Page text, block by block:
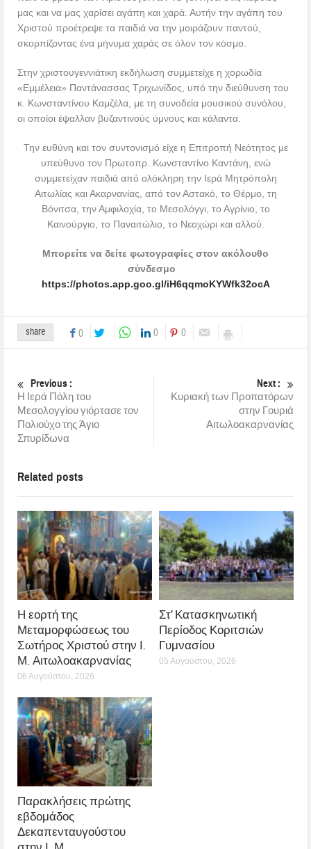
μας και να μας χαρίσει αγάπη και χαρά. Αυτήν την αγάπη του
Χριστού προέτρεψε τα παιδιά να την μοιράζουν παντού,
σκορπίζοντας ένα μήνυμα χαράς σε όλον τον κόσμο.
Στην χριστουγεννιάτικη εκδήλωση συμμετείχε η χορωδία
«Εμμέλεια» Παντάνασσας Τριχωνίδος, υπό την διεύθυνση του
κ. Κωνσταντίνου Καμζέλα, με τη συνοδεία μουσικού συνόλου,
οι οποίοι έψαλλαν βυζαντινούς ύμνους και κάλαντα.
Την ευθύνη και τον συντονισμό είχε η Επιτροπή Νεότητος με
υπεύθυνο τον Πρωτοπρ. Κωνσταντίνο Καντάνη, ενώ
συμμετείχαν παιδιά από ολόκληρη την Ιερά Μητρόπολη
Αιτωλίας και Ακαρνανίας, από τον Αστακό, το Θέρμο, τη
Βόνιτσα, την Αμφιλοχία, το Μεσολόγγι, το Αγρίνιο, το
Καινούργιο, το Παναιτώλιο, το Νεοχώρι και αλλού.
Μπορείτε να δείτε φωτογραφίες στον ακόλουθο
σύνδεσμο
https://photos.app.goo.gl/iH6qqmoKYWfk32ocA
share 0 0 0
Previous :
Η Ιερά Πόλη του
Μεσολογγίου γιόρτασε τον
Πολιούχο της Άγιο
Σπυρίδωνα
Next :
Κυριακή των Προπατόρων
στην Γουριά
Αιτωλοακαρνανίας
Related posts
Η εορτή της
Μεταμορφώσεως του
Σωτήρος Χριστού στην Ι.
Μ. Αιτωλοακαρνανίας
06 Αυγούστου, 2026
Στ’ Κατασκηνωτική
Περίοδος Κοριτσιών
Γυμνασίου
05 Αυγούστου, 2026
Παρακλήσεις πρώτης
εβδομάδος
Δεκαπενταυγούστου